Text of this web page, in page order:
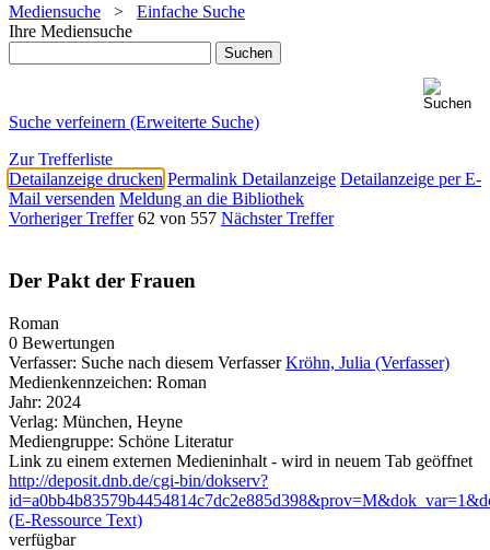
Mediensuche > Einfache Suche
Ihre Mediensuche
Suche verfeinern (Erweiterte Suche)
Zur Trefferliste
Detailanzeige drucken Permalink Detailanzeige Detailanzeige per E-
Mail versenden Meldung an die Bibliothek
Vorheriger Treffer 62 von 557 Nächster Treffer
Der Pakt der Frauen
Roman
0 Bewertungen
Verfasser: Suche nach diesem Verfasser Kröhn, Julia (Verfasser)
Medienkennzeichen: Roman
Jahr: 2024
Verlag: München, Heyne
Mediengruppe: Schöne Literatur
Link zu einem externen Medieninhalt - wird in neuem Tab geöffnet
http://deposit.dnb.de/cgi-bin/dokserv?
(E-Ressource Text)
verfügbar